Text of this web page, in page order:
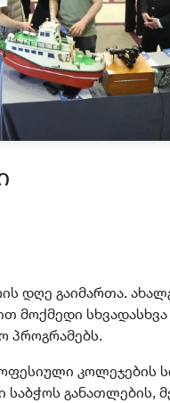
დღე გაიმართა.
მოქმედი სხვადასხვა
პროგრამებს.
ი კოლეჯების
განათლების,